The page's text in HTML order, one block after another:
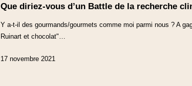
Que diriez-vous d’un Battle de la recherche
Y a-t-il des gourmands/gourmets comme moi parmi nous ? A
Ruinart et chocolat"…
17 novembre 2021